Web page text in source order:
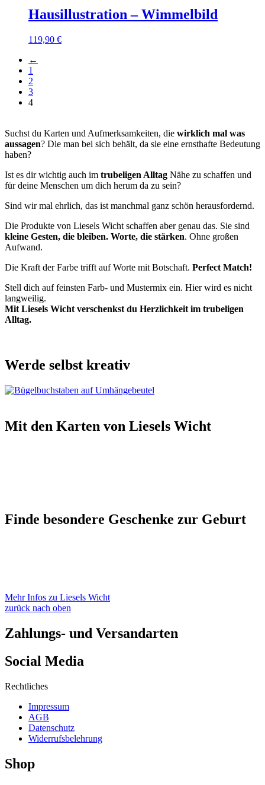
Hausillustration – Wimmelbild
119,90 €
←
1
2
3
4
Suchst du Karten und Aufmerksamkeiten, die wirklich mal was
aussagen? Die man bei sich behält, da sie eine ernsthafte Bedeutung
haben?
Ist es dir wichtig auch im trubeligen Alltag Nähe zu schaffen und
für deine Menschen um dich herum da zu sein?
Sind wir mal ehrlich, das ist manchmal ganz schön herausfordernd.
Die Produkte von Liesels Wicht schaffen aber genau das. Sie sind
kleine Gesten, die bleiben. Worte, die stärken. Ohne großen
Aufwand.
Die Kraft der Farbe trifft auf Worte mit Botschaft. Perfect Match!
Stell dich auf feinsten Farb- und Mustermix ein. Hier wird es nicht
langweilig.
Mit Liesels Wicht verschenkst du Herzlichkeit im trubeligen
Alltag.
Werde selbst kreativ
Mit den Karten von Liesels Wicht
Finde besondere Geschenke zur Geburt
Mehr Infos zu Liesels Wicht
zurück nach oben
Zahlungs- und Versandarten
Social Media
Rechtliches
Impressum
AGB
Datenschutz
Widerrufsbelehrung
Shop